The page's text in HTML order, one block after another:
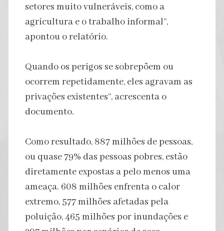
setores muito vulneráveis, como a
agricultura e o trabalho informal”,
apontou o relatório.
Quando os perigos se sobrepõem ou
ocorrem repetidamente, eles agravam as
privações existentes”, acrescenta o
documento.
Como resultado, 887 milhões de pessoas,
ou quase 79% das pessoas pobres, estão
diretamente expostas a pelo menos uma
ameaça. 608 milhões enfrenta o calor
extremo, 577 milhões afetadas pela
poluição, 465 milhões por inundações e